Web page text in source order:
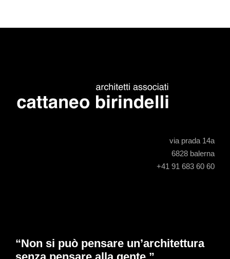
via prada 14a
6828 balerna
+41 91 683 60 60
“Non si può pensare un’architettura